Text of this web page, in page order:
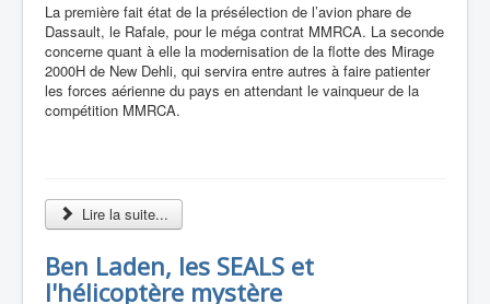
La première fait état de la présélection de l’avion phare de
Dassault, le Rafale, pour le méga contrat MMRCA. La seconde
concerne quant à elle la modernisation de la flotte des Mirage
2000H de New Dehli, qui servira entre autres à faire patienter
les forces aérienne du pays en attendant le vainqueur de la
compétition MMRCA.
Lire la suite...
Ben Laden, les SEALS et
l'hélicoptère mystère